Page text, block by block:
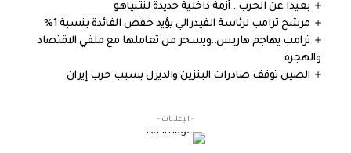
بعيدا عن الحرب.. أزمة داخلية جديدة لنتنياهو
مرشح ترامب لرئاسة الفيدرالي يؤيد خفض الفائدة بنسبة 1%
ترامب يهاجم هاريس..ويسخر من تعاملها مع ملفي الاقتصاد
والهجرة
الصين توقف صادرات البنزين والديزل بسبب حرب إيران
- الإعلانات -